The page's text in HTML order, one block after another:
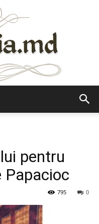
pentru
Papacioc
0
795